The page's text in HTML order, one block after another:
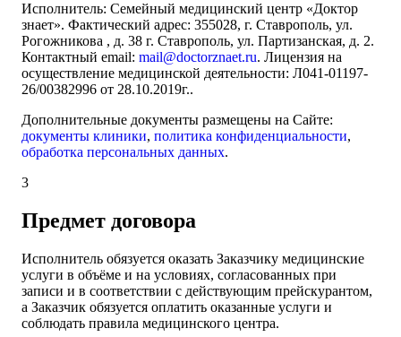
Исполнитель: Семейный медицинский центр «Доктор
знает». Фактический адрес: 355028, г. Ставрополь, ул.
Рогожникова , д. 38 г. Ставрополь, ул. Партизанская, д. 2.
Контактный email: mail@doctorznaet.ru. Лицензия на
осуществление медицинской деятельности: Л041-01197-
26/00382996 от 28.10.2019г..
Дополнительные документы размещены на Сайте:
документы клиники, политика конфиденциальности,
обработка персональных данных.
3
Предмет договора
Исполнитель обязуется оказать Заказчику медицинские
услуги в объёме и на условиях, согласованных при
записи и в соответствии с действующим прейскурантом,
а Заказчик обязуется оплатить оказанные услуги и
соблюдать правила медицинского центра.